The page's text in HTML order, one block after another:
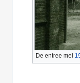
De entree mei